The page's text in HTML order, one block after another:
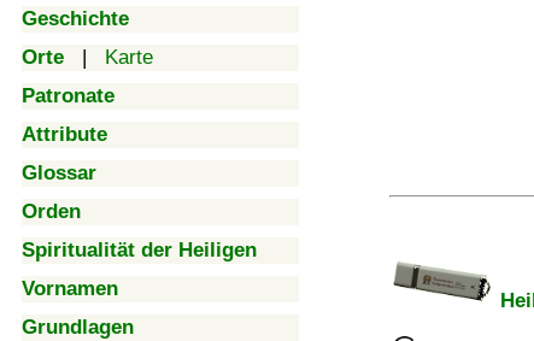
Geschichte
Orte | Karte
Patronate
Attribute
Glossar
Orden
Spiritualität der Heiligen
Vornamen
Grundlagen